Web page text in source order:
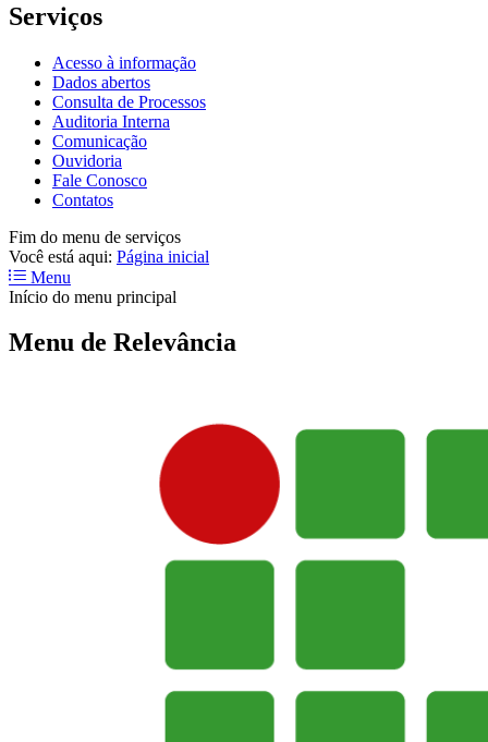
Serviços
Acesso à informação
Dados abertos
Consulta de Processos
Auditoria Interna
Comunicação
Ouvidoria
Fale Conosco
Contatos
Fim do menu de serviços
Você está aqui: Página inicial
Menu
Início do menu principal
Menu de Relevância